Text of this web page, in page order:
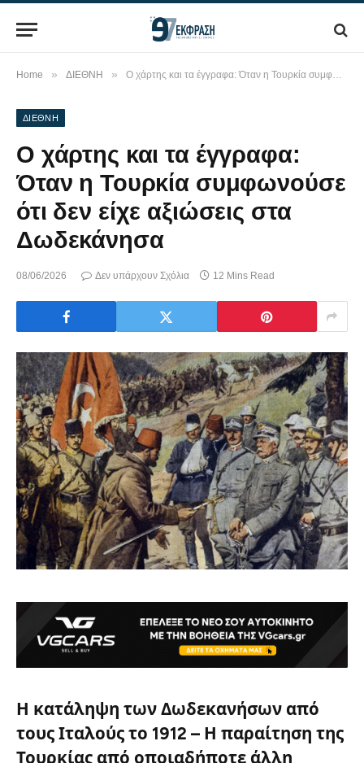
Home » ΔΙΕΘΝΗ » Ο χάρτης και τα έγγραφα: Όταν η Τουρκία συμφωνούσε ότι δεν είχε αξιώσεις στα Δωδεκάνησα
ΔΙΕΘΝΗ
Ο χάρτης και τα έγγραφα:
Όταν η Τουρκία συμφωνούσε
ότι δεν είχε αξιώσεις στα
Δωδεκάνησα
08/06/2026 Δεν υπάρχουν Σχόλια 12 Mins Read
Η κατάληψη των Δωδεκανήσων από
τους Ιταλούς το 1912 – Η παραίτηση της
Τουρκίας από οποιαδήποτε άλλη